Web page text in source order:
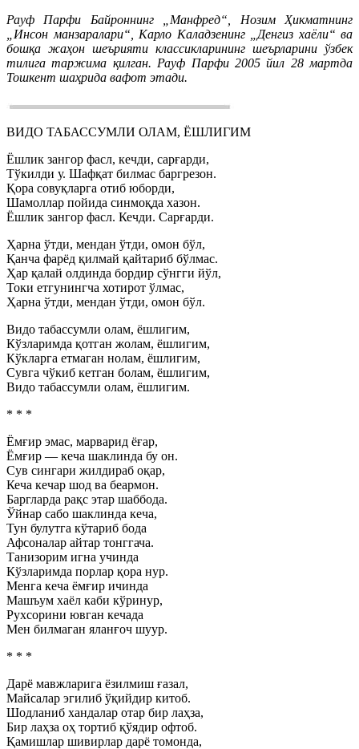
Рауф Парфи Байроннинг „Манфред“, Нозим Ҳикматнинг
„Инсон манзаралари“, Карло Каладзенинг „Денгиз хаёли“ ва
бошқа жаҳон шеърияти классикларининг шеърларини ўзбек
тилига таржима қилган. Рауф Парфи 2005 йил 28 мартда
Тошкент шаҳрида вафот этади.
ВИДО ТАБАССУМЛИ ОЛАМ, ЁШЛИГИМ
Ёшлик зангор фасл, кечди, сарғарди,
Тўкилди у. Шафқат билмас баргрезон.
Қора совуқларга отиб юборди,
Шамоллар пойида синмоқда хазон.
Ёшлик зангор фасл. Кечди. Сарғарди.
Ҳарна ўтди, мендан ўтди, омон бўл,
Қанча фарёд қилмай қайтариб бўлмас.
Ҳар қалай олдинда бордир сўнгги йўл,
Токи етгунингча хотирот ўлмас,
Ҳарна ўтди, мендан ўтди, омон бўл.
Видо табассумли олам, ёшлигим,
Кўзларимда қотган жолам, ёшлигим,
Кўкларга етмаган нолам, ёшлигим,
Сувга чўкиб кетган болам, ёшлигим,
Видо табассумли олам, ёшлигим.
* * *
Ёмғир эмас, марварид ёғар,
Ёмғир — кеча шаклинда бу он.
Сув сингари жилдираб оқар,
Кеча кечар шод ва беармон.
Баргларда рақс этар шаббода.
Ўйнар сабо шаклинда кеча,
Тун булутга кўтариб бода
Афсоналар айтар тонггача.
Танизорим игна учинда
Кўзларимда порлар қора нур.
Менга кеча ёмғир ичинда
Машъум хаёл каби кўринур,
Рухсорини ювган кечада
Мен билмаган яланғоч шуур.
* * *
Дарё мавжларига ёзилмиш ғазал,
Майсалар эгилиб ўқийдир китоб.
Шодланиб хандалар отар бир лаҳза,
Бир лаҳза оҳ тортиб қўядир офтоб.
Қамишлар шивирлар дарё томонда,